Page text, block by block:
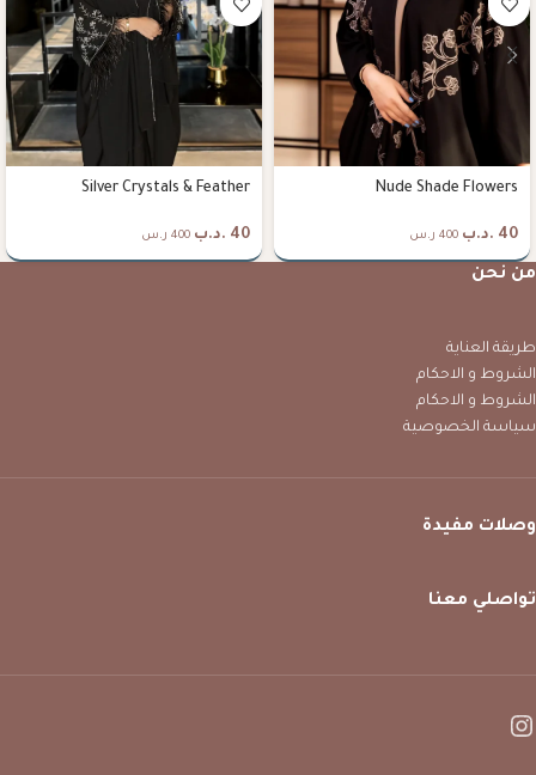
Nude Shade Flowers
40 .د.ب 400 ر.س
Silver Crystals & Feather
40 .د.ب 400 ر.س
من نحن
طريقة العناية
الشروط و الاحكام
الشروط و الاحكام
سياسة الخصوصية
وصلات مفيدة
تواصلي معنا